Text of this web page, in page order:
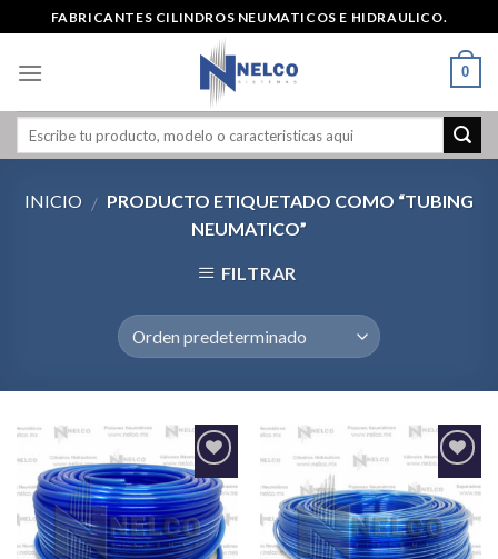
content
FABRICANTES CILINDROS NEUMATICOS E HIDRAULICO.
0
INICIO / PRODUCTO ETIQUETADO COMO “TUBING
NEUMATICO”
FILTRAR
Agregar
a la
Lista de
deseos
Agregar
a la
Lista de
deseos